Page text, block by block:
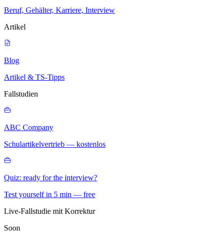
Beruf, Gehälter, Karriere, Interview
Artikel
Blog
Artikel & TS-Tipps
Fallstudien
ABC Company
Schulartikelvertrieb — kostenlos
Quiz: ready for the interview?
Test yourself in 5 min — free
Live-Fallstudie mit Korrektur
Soon